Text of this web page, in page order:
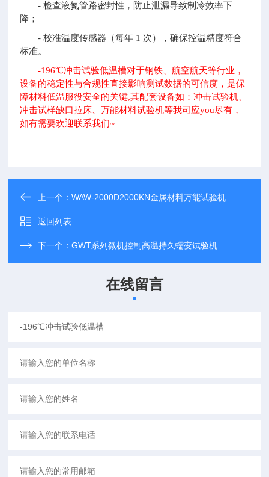
- 检查液氮管路密封性，防止泄漏导致制冷效率下
降；
- 校准温度传感器（每年 1 次），确保控温精度符合
标准。
-196℃冲击试验低温槽对于钢铁、航空航天等行业，
设备的稳定性与合规性直接影响测试数据的可信度，是保
障材料低温服役安全的关键,其配套设备如：冲击试验机、
冲击试样缺口拉床、万能材料试验机等我司应you尽有，
如有需要欢迎联系我们~
上一个：WAW-2000D2000KN金属材料万能试验机
返回列表
下一个：GWT系列微机控制高温持久蠕变试验机
在线留言